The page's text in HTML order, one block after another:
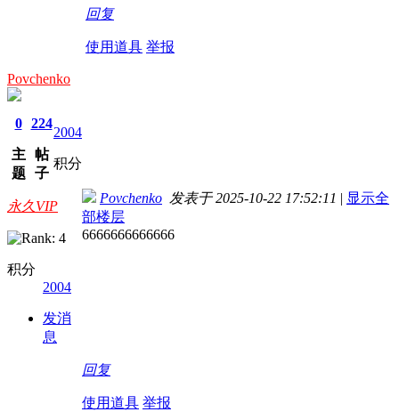
回复
使用道具 举报
Povchenko
0
主
题
224
帖
子
2004
积分
永久VIP
积分
2004
发消
息
Povchenko 发表于 2025-10-22 17:52:11 | 显示全
部楼层
6666666666666
回复
使用道具 举报